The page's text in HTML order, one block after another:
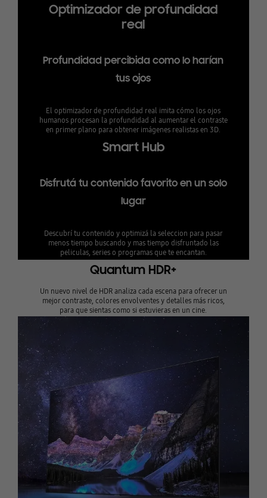
Optimizador de profundidad
real
Profundidad percibida como lo harían
tus ojos
El optimizador de profundidad real imita cómo los ojos
humanos procesan la profundidad al aumentar el contraste
en primer plano para obtener imágenes realistas en 3D.
Smart Hub
Disfrutá tu contenido favorito en un solo
lugar
Descubrí tu contenido y optimizá la seleccion para pasar
menos tiempo buscando y mas tiempo disfruntado las
peliculas, series o programas que te encantan.
Quantum HDR+
Un nuevo nivel de HDR analiza cada escena para ofrecer un
mejor contraste, colores envolventes y detalles más ricos,
para que sientas como si estuvieras en un cine.